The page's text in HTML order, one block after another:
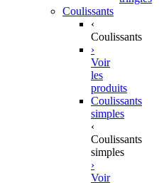
Coulissants
‹
Coulissants
›
Voir
les
produits
Coulissants
simples
‹
Coulissants
simples
›
Voir